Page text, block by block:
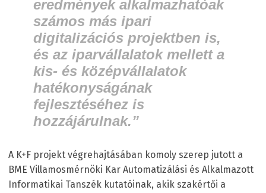
eredmények alkalmazhatóak
számos más ipari
digitalizációs projektben is,
és az iparvállalatok mellett a
kis- és középvállalatok
hatékonyságának
fejlesztéséhez is
hozzájárulnak.”
A K+F projekt végrehajtásában komoly szerep jutott a
BME Villamosmérnöki Kar Automatizálási és Alkalmazott
Informatikai Tanszék kutatóinak, akik szakértői a